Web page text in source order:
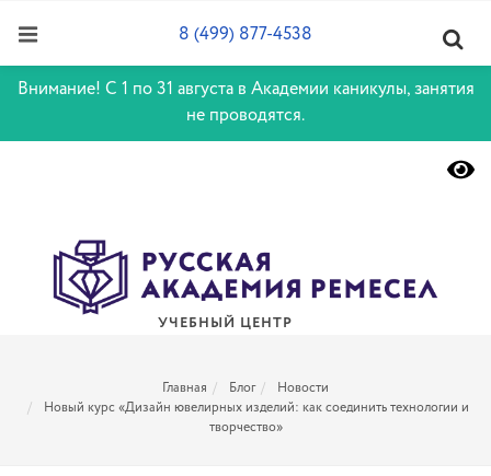
Внимание! С 1 по 31 августа в Академии каникулы, занятия
не проводятся.
УЧЕБНЫЙ ЦЕНТР
8 (499) 877-4538
Главная Блог
Новости
Новый курс «Дизайн ювелирных изделий: как соединить технологии и
творчество»